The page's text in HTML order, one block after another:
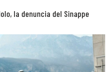
la denuncia del Sinappe